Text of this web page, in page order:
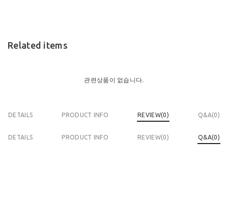
Related items
관련상품이 없습니다.
DETAILS PRODUCT INFO REVIEW(0) Q&A(0)
DETAILS PRODUCT INFO REVIEW(0) Q&A(0)